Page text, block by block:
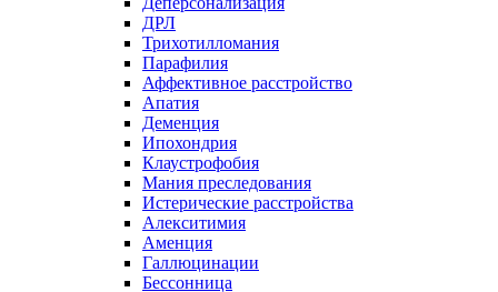
ДРЛ
Трихотилломания
Парафилия
Аффективное расстройство
Апатия
Деменция
Ипохондрия
Клаустрофобия
Мания преследования
Истерические расстройства
Алекситимия
Аменция
Галлюцинации
Бессонница